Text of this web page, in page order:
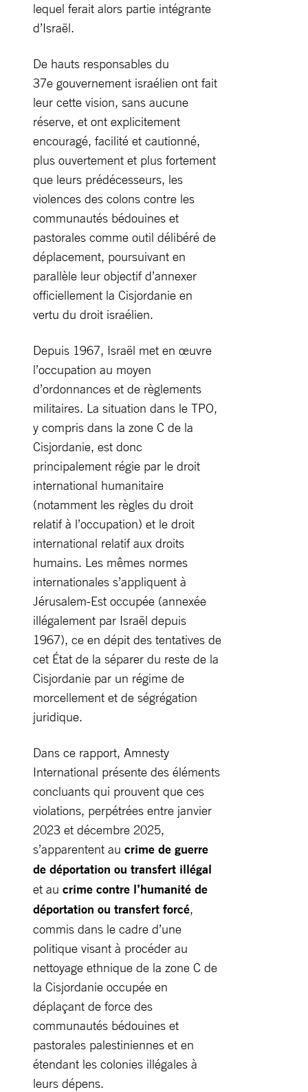
lequel ferait alors partie intégrante
d’Israël.
De hauts responsables du
37e gouvernement israélien ont fait
leur cette vision, sans aucune
réserve, et ont explicitement
encouragé, facilité et cautionné,
plus ouvertement et plus fortement
que leurs prédécesseurs, les
violences des colons contre les
communautés bédouines et
pastorales comme outil délibéré de
déplacement, poursuivant en
parallèle leur objectif d’annexer
officiellement la Cisjordanie en
vertu du droit israélien.
Depuis 1967, Israël met en œuvre
l’occupation au moyen
d’ordonnances et de règlements
militaires. La situation dans le TPO,
y compris dans la zone C de la
Cisjordanie, est donc
principalement régie par le droit
international humanitaire
(notamment les règles du droit
relatif à l’occupation) et le droit
international relatif aux droits
humains. Les mêmes normes
internationales s’appliquent à
Jérusalem-Est occupée (annexée
illégalement par Israël depuis
1967), ce en dépit des tentatives de
cet État de la séparer du reste de la
Cisjordanie par un régime de
morcellement et de ségrégation
juridique.
Dans ce rapport, Amnesty
International présente des éléments
concluants qui prouvent que ces
violations, perpétrées entre janvier
2023 et décembre 2025,
s’apparentent au crime de guerre
de déportation ou transfert illégal
et au crime contre l’humanité de
déportation ou transfert forcé,
commis dans le cadre d’une
politique visant à procéder au
nettoyage ethnique de la zone C de
la Cisjordanie occupée en
déplaçant de force des
communautés bédouines et
pastorales palestiniennes et en
étendant les colonies illégales à
leurs dépens.